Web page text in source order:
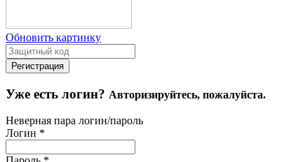
Обновить картинку
Уже есть логин? Авторизируйтесь, пожалуйста.
Неверная пара логин/пароль
Логин *